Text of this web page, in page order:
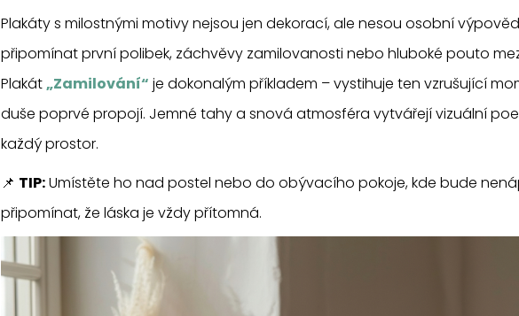
Plakáty s milostnými motivy nejsou jen dekorací, ale nesou osobní
připomínat první polibek, záchvěvy zamilovanosti nebo hluboké pouto
Plakát„Zamilování“ je dokonalým příkladem – vystihuje ten vzrušující
duše poprvé propojí. Jemné tahy a snová atmosféra vytvářejí vizuální
každý prostor.
📌 TIP:Umístěte ho nad postel nebo do obývacího pokoje, kde bude
připomínat, že láska je vždy přítomná.